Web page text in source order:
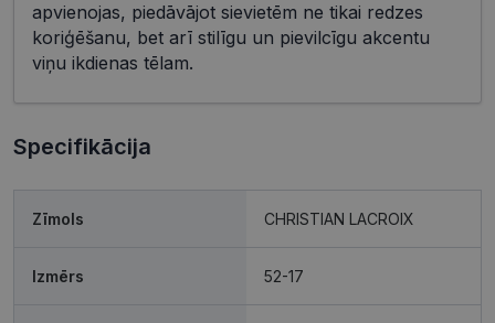
apvienojas, piedāvājot sievietēm ne tikai redzes
koriģēšanu, bet arī stilīgu un pievilcīgu akcentu
viņu ikdienas tēlam.
Specifikācija
Zīmols CHRISTIAN LACROIX
Izmērs 52-17